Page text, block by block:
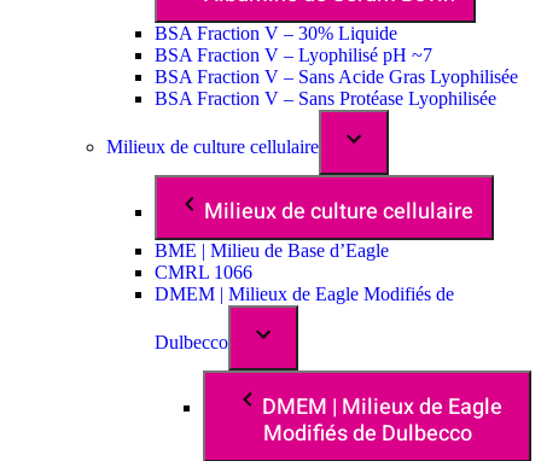
BSA Fraction V – 30% Liquide
BSA Fraction V – Lyophilisé pH ~7
BSA Fraction V – Sans Acide Gras Lyophilisée
BSA Fraction V – Sans Protéase Lyophilisée
Milieux de culture cellulaire
Milieux de culture cellulaire
BME | Milieu de Base d’Eagle
CMRL 1066
DMEM | Milieux de Eagle Modifiés de
Dulbecco
DMEM | Milieux de Eagle
Modifiés de Dulbecco